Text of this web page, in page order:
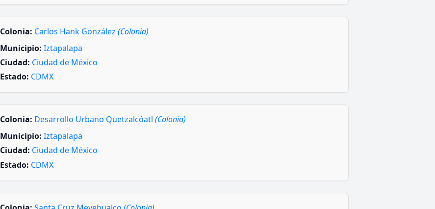
Colonia: Carlos Hank González (Colonia)
Municipio: Iztapalapa
Ciudad: Ciudad de México
Estado: CDMX
Colonia: Desarrollo Urbano Quetzalcóatl (Colonia)
Municipio: Iztapalapa
Ciudad: Ciudad de México
Estado: CDMX